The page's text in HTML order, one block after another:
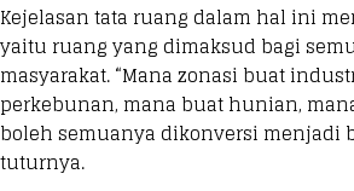
Kejelasan tata ruang dalam hal ini
yaitu ruang yang dimaksud bagi
masyarakat. “Mana zonasi buat
perkebunan, mana buat hunian,
boleh semuanya dikonversi menjadi
tuturnya.